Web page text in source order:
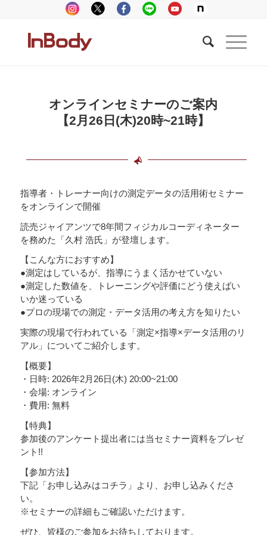
オンラインセミナーのご案内
【2月26日(木)20時~21時】
指導者・トレーナー向けの測定データの活用術セミナー
をオンラインで開催
読売ジャイアンツで8年間フィジカルコーディネーター
を務めた「久村 浩氏」が登壇します。
【こんな方におすすめ】
●測定はしているが、指導にうまく活かせていない
●測定した数値を、トレーニングや評価にどう使えばい
いか迷っている
●プロの現場での測定・データ活用の考え方を知りたい
実際の現場で行われている「測定×指導×データ活用のリ
アル」についてご紹介します。
【概要】
・日時: 2026年2月26日(木) 20:00~21:00
・会場: オンライン
・費用: 無料
【特典】
参加後のアンケート提出者には当セミナー資料をプレゼ
ント!!
【参加方法】
下記「お申し込みはコチラ」より、お申し込みくださ
い。
※セミナーの詳細もご確認いただけます。
ぜひ、皆様のご参加をお待ちしております。